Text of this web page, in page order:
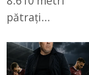
pătrați…